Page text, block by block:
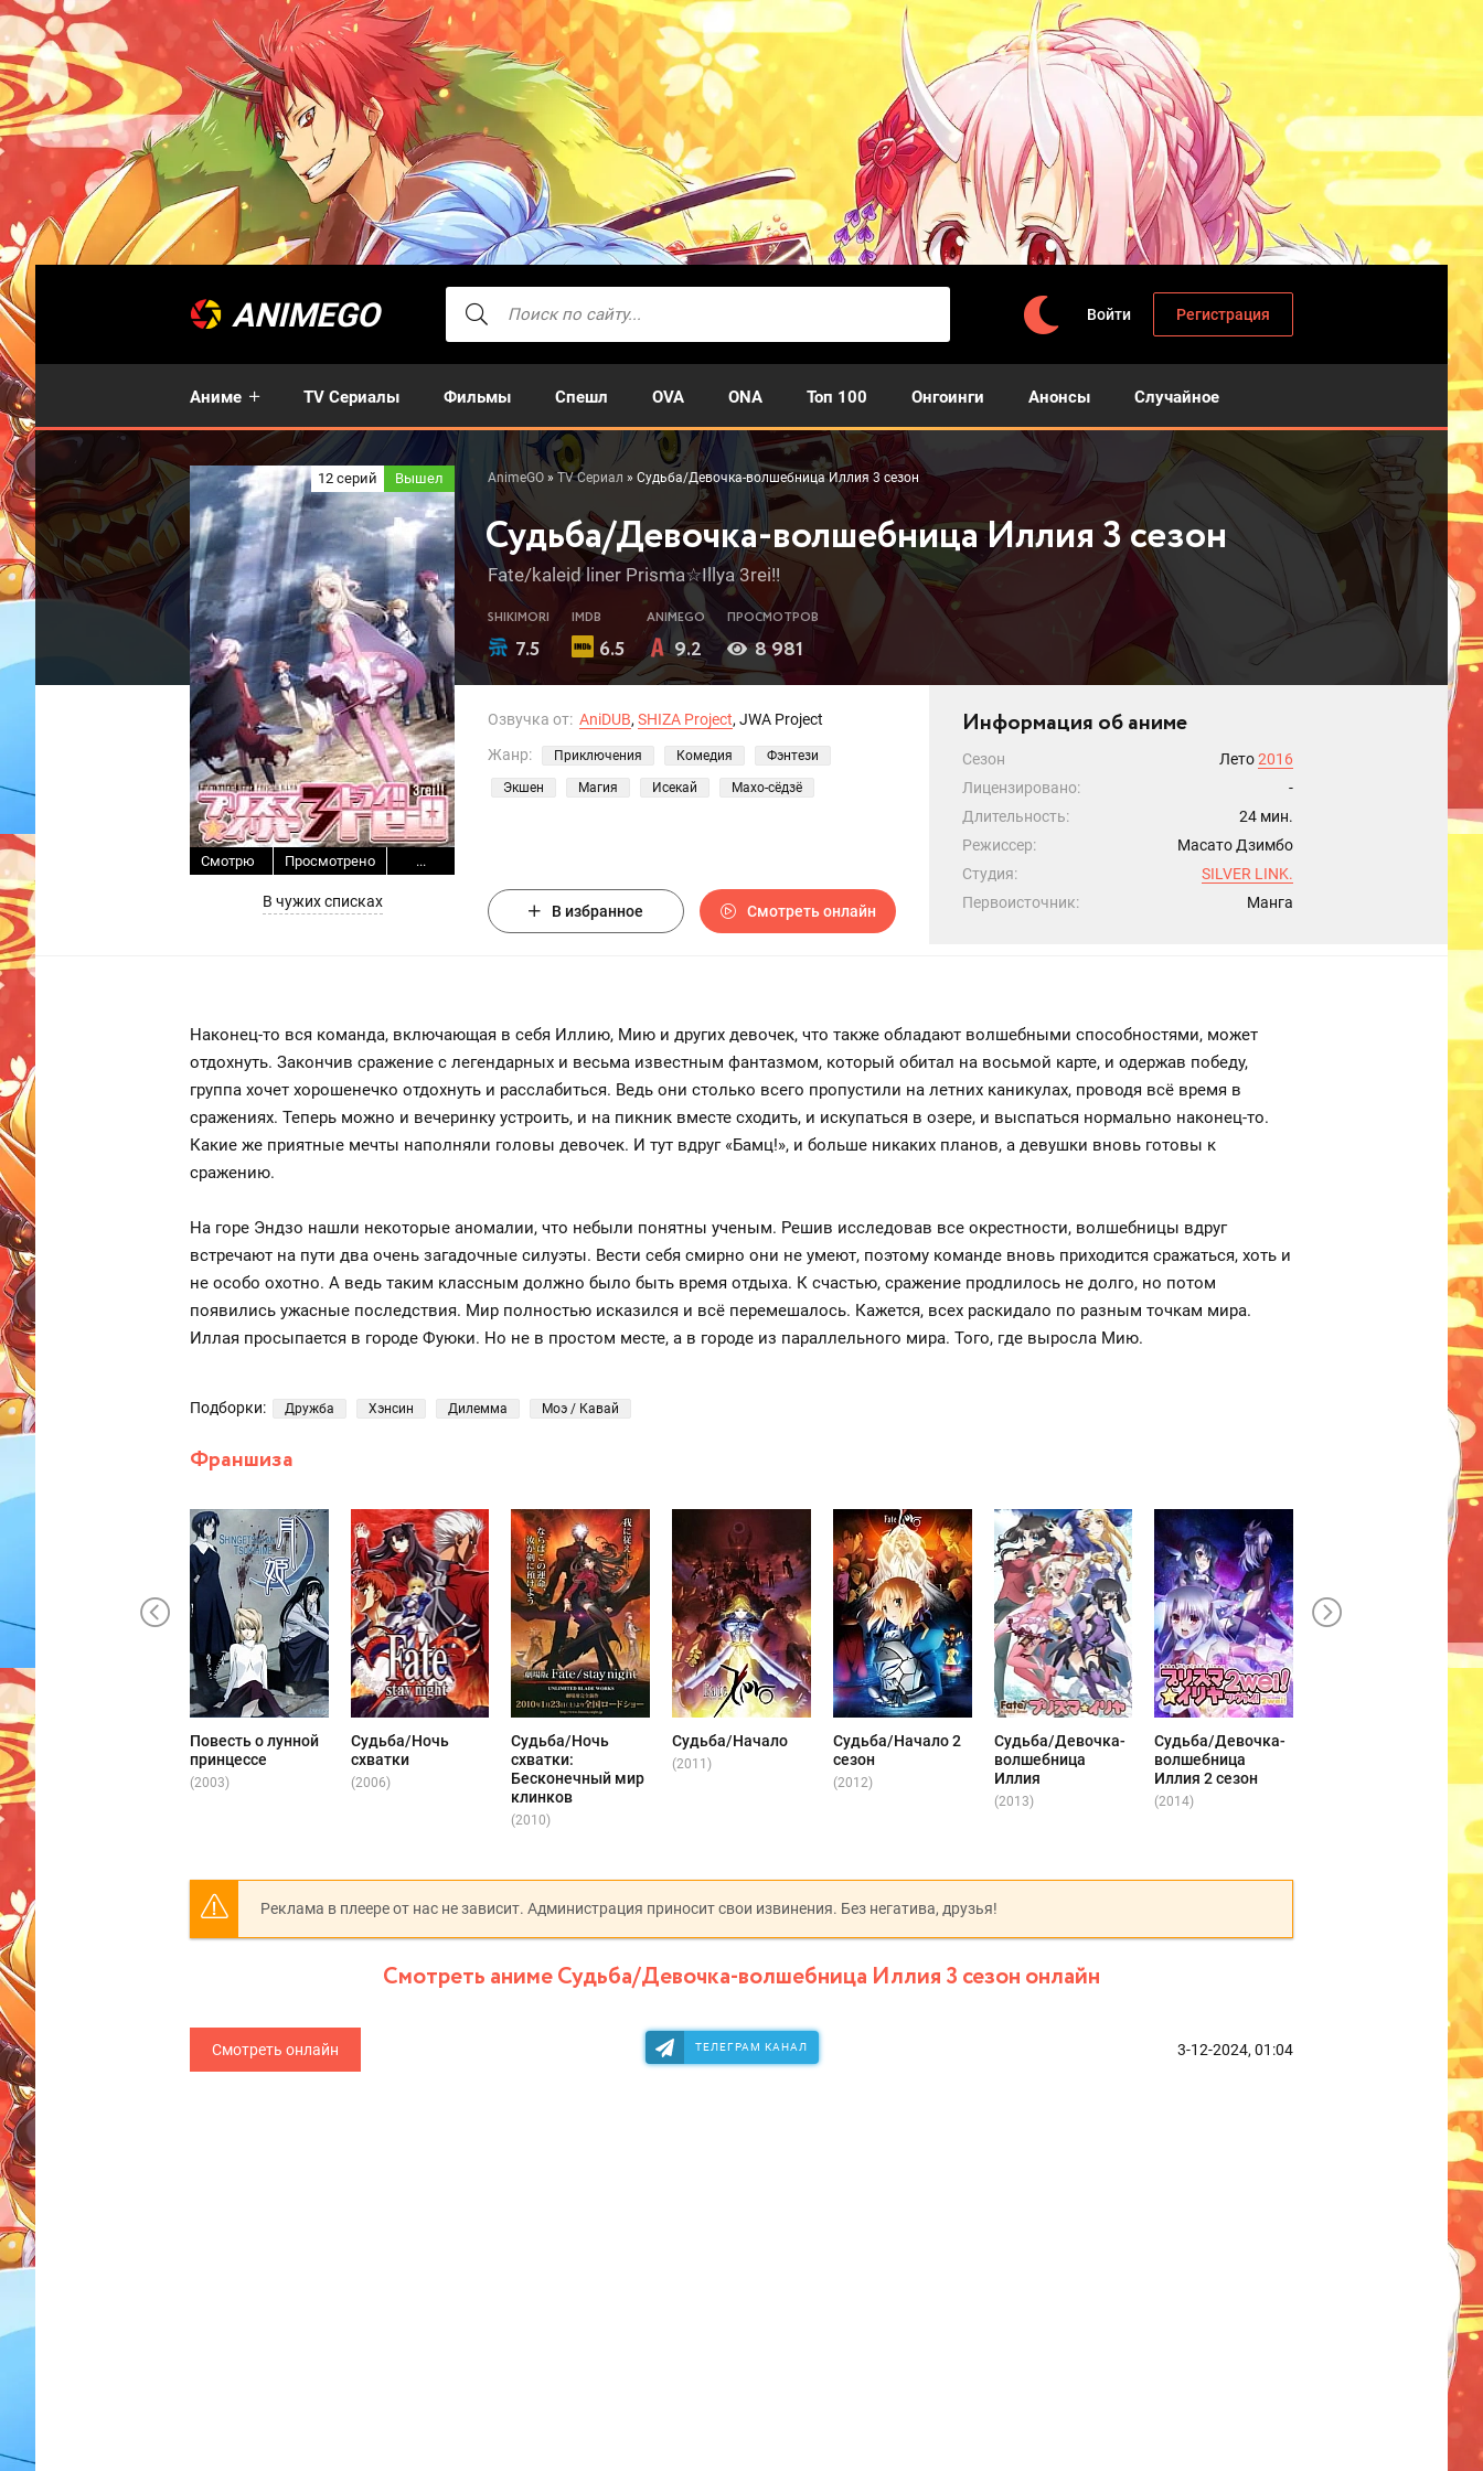
ANIMEGO Войти Регистрация
Аниме TV Сериалы Фильмы Спешл OVA ONA Топ 100 Онгоинги Анонсы Случайное
AnimeGO »TV Сериал » Судьба/Девочка-волшебница Иллия 3 сезон
Судьба/Девочка-волшебница Иллия 3 сезон
12 серий Вышел
Смотрю Просмотрено ...
В чужих списках
Fate/kaleid liner Prisma☆Illya 3rei!!
SHIKIMORI
7.5
IMDB
6.5
ANIMEGO
9.2
ПРОСМОТРОВ
8 981
Озвучка от: AniDUB, SHIZA Project, JWA Project
Жанр:
Приключения Комедия Фэнтези
Экшен Магия Исекай Махо-сёдзё
В избранное Смотреть онлайн
Информация об аниме
Сезон Лето2016
Лицензировано:
-
Длительность:
24 мин.
Режиссер:
Масато Дзимбо
Студия:
SILVER LINK.
Первоисточник:
Манга
Наконец-то вся команда, включающая в себя Иллию, Мию и других девочек, что также обладают волшебными способностями, может
отдохнуть. Закончив сражение с легендарных и весьма известным фантазмом, который обитал на восьмой карте, и одержав победу,
группа хочет хорошенечко отдохнуть и расслабиться. Ведь они столько всего пропустили на летних каникулах, проводя всё время в
сражениях. Теперь можно и вечеринку устроить, и на пикник вместе сходить, и искупаться в озере, и выспаться нормально наконец-то.
Какие же приятные мечты наполняли головы девочек. И тут вдруг «Бамц!», и больше никаких планов, а девушки вновь готовы к
сражению.
На горе Эндзо нашли некоторые аномалии, что небыли понятны ученым. Решив исследовав все окрестности, волшебницы вдруг
встречают на пути два очень загадочные силуэты. Вести себя смирно они не умеют, поэтому команде вновь приходится сражаться, хоть и
не особо охотно. А ведь таким классным должно было быть время отдыха. К счастью, сражение продлилось не долго, но потом
появились ужасные последствия. Мир полностью исказился и всё перемешалось. Кажется, всех раскидало по разным точкам мира.
Иллая просыпается в городе Фуюки. Но не в простом месте, а в городе из параллельного мира. Того, где выросла Мию.
Подборки: Дружба Хэнсин Дилемма Моэ / Кавай
Франшиза
Повесть о лунной
принцессе
(2003)
Судьба/Ночь
схватки
(2006)
Судьба/Ночь
схватки:
Бесконечный мир
клинков
(2010)
Судьба/Начало
(2011)
Судьба/Начало 2
сезон
(2012)
Судьба/Девочка-
волшебница
Иллия
(2013)
Судьба/Девочка-
волшебница
Иллия 2 сезон
(2014)
Реклама в плеере от нас не зависит. Администрация приносит свои извинения. Без негатива, друзья!
Смотреть аниме Судьба/Девочка-волшебница Иллия 3 сезон онлайн
Смотреть онлайн 3-12-2024, 01:04
ТЕЛЕГРАМ КАНАЛ